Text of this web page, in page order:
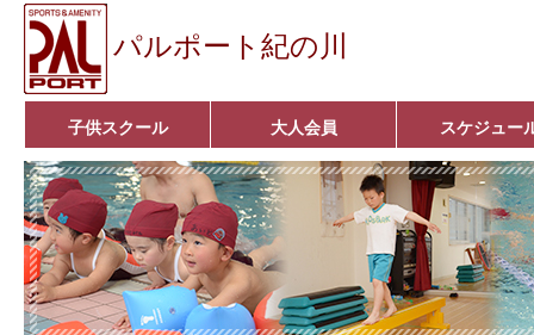
パルポート紀の川
子供スクール
ベビーコース
幼児コース
小学生コース
育成コース
選手コース
キッズパーク(体操教室)
子どもダンス教室
■入会案内■
大人会員
アクア悠々クラブ
いきいきコース
■入会案内■
スケジュー